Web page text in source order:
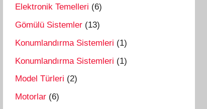
Elektronik Temelleri (6)
Gömülü Sistemler (13)
Konumlandırma Sistemleri (1)
Konumlandırma Sistemleri (1)
Model Türleri (2)
Motorlar (6)